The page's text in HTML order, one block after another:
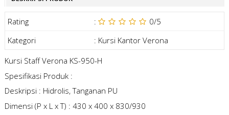
Rating : 0/5
Kategori
: Kursi Kantor Verona
Kursi Staff Verona KS-950-H
Spesifikasi Produk :
Deskripsi : Hidrolis, Tanganan PU
Dimensi (P x L x T) : 430 x 400 x 830/930